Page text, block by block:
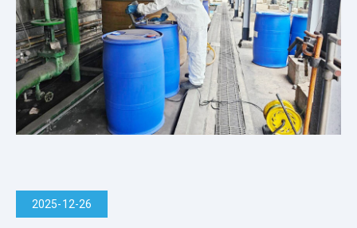
2025-12-26